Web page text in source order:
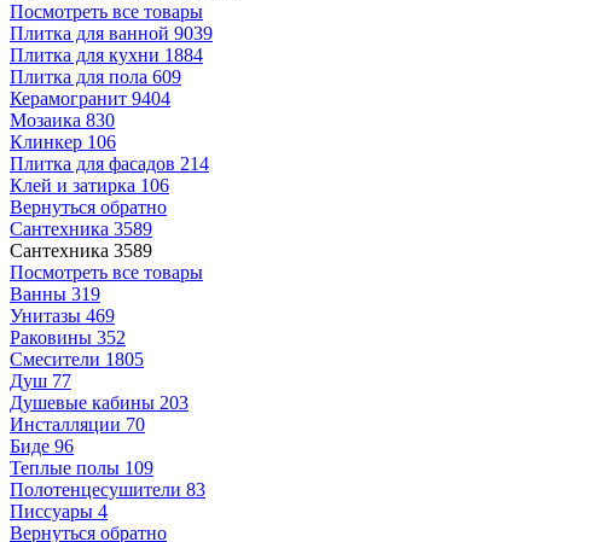
Посмотреть все товары
Плитка для ванной 9039
Плитка для кухни 1884
Плитка для пола 609
Керамогранит 9404
Мозаика 830
Клинкер 106
Плитка для фасадов 214
Клей и затирка 106
Вернуться обратно
Сантехника 3589
Сантехника 3589
Посмотреть все товары
Ванны 319
Унитазы 469
Раковины 352
Смесители 1805
Душ 77
Душевые кабины 203
Инсталляции 70
Биде 96
Теплые полы 109
Полотенцесушители 83
Писсуары 4
Вернуться обратно